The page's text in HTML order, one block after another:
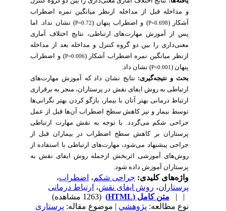
و مداخله قبل از مداخله ازنظر میانگین نمره اضطراب
آشکار (
P=0.698) و اضطراب پنهان (P=0.72) نشان نداد. اما
پس از آموزش مهارت‌های ارتباطی، نتایج اختلاف آماری
معنی‌داری را بین دو گروه کنترل و مداخله بعد از مداخله
ازنظر میانگین نمره اضطراب آشکار ( P=0.006) و اضطراب
پنهان (P=0.001) نشان داد.
بحث و نتیجه‌گیری:نتایج نشان داد که آموزش مهارت‌های
ارتباطی به روش ایفای نقش در پرستاران، منجر به برقراری
ارتباط درمانی بهتر آنان با بیمار، بازگو کردن بهتر نگرانی‌ها
توسط بیمار و نیز کاهش سطح اضطراب آن‌ها قبل از عمل
جراحی شکم می‌گردد. با توجه به نقش مهارت ارتباطی
پرستاران بر کاهش سطح اضطراب در بیماران قبل از
جراحی پیشنهاد می‌شود، مهارت‌های ارتباطی با استفاده از
روش‌های آموزشی اثربخش ازجمله روش ایفای نقش به
پرستاران آموزش داده شود.
واژه‌های کلیدی:جراحی شکم،اضطراب،
پرستاران ،روش ایفای نقش،ارتباط درمانی
| | متن کامل (HTML)
(1263 مشاهده)
نوع مطالعه:پژوهشي| موضوع مقاله:پرستاری